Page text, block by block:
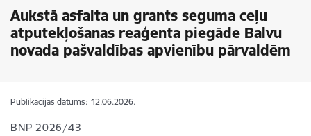
Aukstā asfalta un grants seguma ceļu
atputekļošanas reaģenta piegāde Balvu
novada pašvaldības apvienību pārvaldēm
Publikācijas datums: 12.06.2026.
BNP 2026/43